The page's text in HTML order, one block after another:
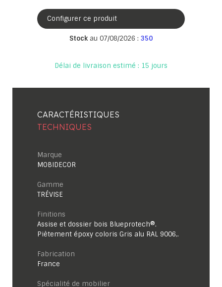
Configurer ce produit
Stock au 07/08/2026 : 350
Délai de livraison estimé : 15 jours
CARACTÉRISTIQUES
TECHNIQUES
Marque
MOBIDECOR
Gamme
TRÉVISE
Finitions
Assise et dossier bois Blueprotech®.
Piètement époxy coloris Gris alu RAL 9006,.
Fabrication
France
Spécialité de mobilier